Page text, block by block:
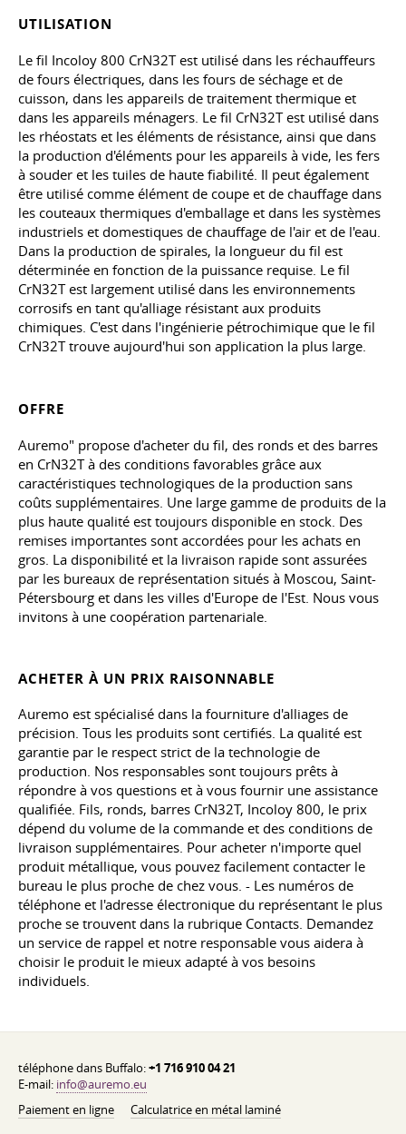
UTILISATION
Le fil Incoloy 800 CrN32T est utilisé dans les réchauffeurs
de fours électriques, dans les fours de séchage et de
cuisson, dans les appareils de traitement thermique et
dans les appareils ménagers. Le fil CrN32T est utilisé dans
les rhéostats et les éléments de résistance, ainsi que dans
la production d'éléments pour les appareils à vide, les fers
à souder et les tuiles de haute fiabilité. Il peut également
être utilisé comme élément de coupe et de chauffage dans
les couteaux thermiques d'emballage et dans les systèmes
industriels et domestiques de chauffage de l'air et de l'eau.
Dans la production de spirales, la longueur du fil est
déterminée en fonction de la puissance requise. Le fil
CrN32T est largement utilisé dans les environnements
corrosifs en tant qu'alliage résistant aux produits
chimiques. C'est dans l'ingénierie pétrochimique que le fil
CrN32T trouve aujourd'hui son application la plus large.
OFFRE
Auremo" propose d'acheter du fil, des ronds et des barres
en CrN32T à des conditions favorables grâce aux
caractéristiques technologiques de la production sans
coûts supplémentaires. Une large gamme de produits de la
plus haute qualité est toujours disponible en stock. Des
remises importantes sont accordées pour les achats en
gros. La disponibilité et la livraison rapide sont assurées
par les bureaux de représentation situés à Moscou, Saint-
Pétersbourg et dans les villes d'Europe de l'Est. Nous vous
invitons à une coopération partenariale.
ACHETER À UN PRIX RAISONNABLE
Auremo est spécialisé dans la fourniture d'alliages de
précision. Tous les produits sont certifiés. La qualité est
garantie par le respect strict de la technologie de
production. Nos responsables sont toujours prêts à
répondre à vos questions et à vous fournir une assistance
qualifiée. Fils, ronds, barres CrN32T, Incoloy 800, le prix
dépend du volume de la commande et des conditions de
livraison supplémentaires. Pour acheter n'importe quel
produit métallique, vous pouvez facilement contacter le
bureau le plus proche de chez vous. - Les numéros de
téléphone et l'adresse électronique du représentant le plus
proche se trouvent dans la rubrique Contacts. Demandez
un service de rappel et notre responsable vous aidera à
choisir le produit le mieux adapté à vos besoins
individuels.
téléphone dans Buffalo:+1 716 910 04 21
E-mail: info@auremo.eu
Paiement en ligne
Calculatrice en métal laminé